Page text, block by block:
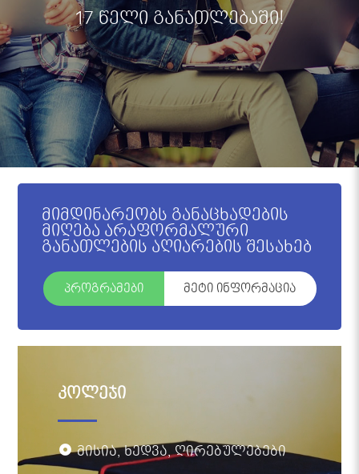
17 წელი განათლებაში!
მიმდინარეობს განაცხადების
მიღება არაფორმალური
განათლების აღიარების შესახებ
პროგრამები მეტი ინფორმაცია
კოლეჯი
მისია, ხედვა, ღირებულებები